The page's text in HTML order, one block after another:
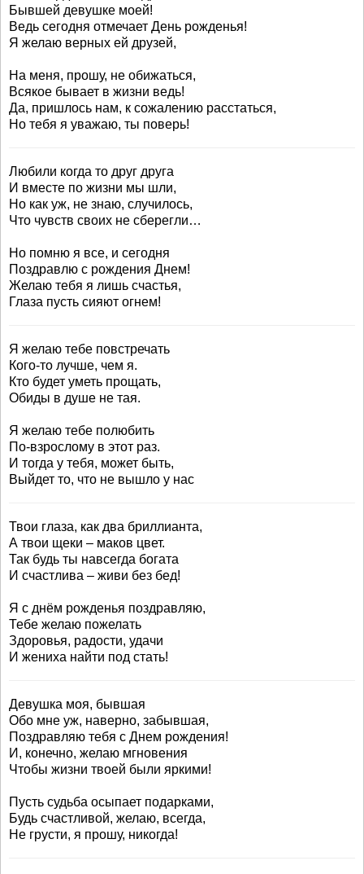
Бывшей девушке моей!
Ведь сегодня отмечает День рожденья!
Я желаю верных ей друзей,
На меня, прошу, не обижаться,
Всякое бывает в жизни ведь!
Да, пришлось нам, к сожалению расстаться,
Но тебя я уважаю, ты поверь!
Любили когда то друг друга
И вместе по жизни мы шли,
Но как уж, не знаю, случилось,
Что чувств своих не сберегли…
Но помню я все, и сегодня
Поздравлю с рождения Днем!
Желаю тебя я лишь счастья,
Глаза пусть сияют огнем!
Я желаю тебе повстречать
Кого-то лучше, чем я.
Кто будет уметь прощать,
Обиды в душе не тая.
Я желаю тебе полюбить
По-взрослому в этот раз.
И тогда у тебя, может быть,
Выйдет то, что не вышло у нас
Твои глаза, как два бриллианта,
А твои щеки – маков цвет.
Так будь ты навсегда богата
И счастлива – живи без бед!
Я с днём рожденья поздравляю,
Тебе желаю пожелать
Здоровья, радости, удачи
И жениха найти под стать!
Девушка моя, бывшая
Обо мне уж, наверно, забывшая,
Поздравляю тебя с Днем рождения!
И, конечно, желаю мгновения
Чтобы жизни твоей были яркими!
Пусть судьба осыпает подарками,
Будь счастливой, желаю, всегда,
Не грусти, я прошу, никогда!